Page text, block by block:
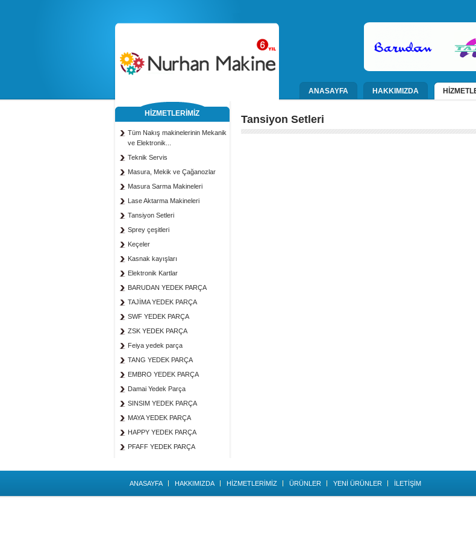
ANASAYFA HAKKIMIZDA
HİZMETLERİMİZ
Tüm Nakış makinelerinin Mekanik
ve Elektronik...
Teknik Servis
Masura, Mekik ve Çağanozlar
Masura Sarma Makineleri
Lase Aktarma Makineleri
Tansiyon Setleri
Sprey çeşitleri
Keçeler
Kasnak kayışları
Elektronik Kartlar
BARUDAN YEDEK PARÇA
TAJİMA YEDEK PARÇA
SWF YEDEK PARÇA
ZSK YEDEK PARÇA
Feiya yedek parça
TANG YEDEK PARÇA
EMBRO YEDEK PARÇA
Damai Yedek Parça
SINSIM YEDEK PARÇA
MAYA YEDEK PARÇA
HAPPY YEDEK PARÇA
PFAFF YEDEK PARÇA
Tansiyon Setleri
ANASAYFA HAKKIMIZDA HİZMETLERİMİZ ÜRÜNLER YENİ ÜRÜNLER İLETİŞİM